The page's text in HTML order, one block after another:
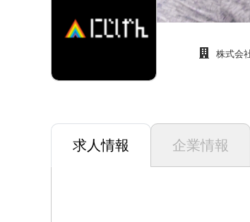
株式会
求人情報 企業情報